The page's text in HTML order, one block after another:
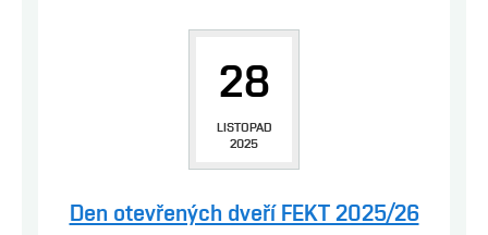
28
LISTOPAD
2025
Den otevřených dveří FEKT 2025/26